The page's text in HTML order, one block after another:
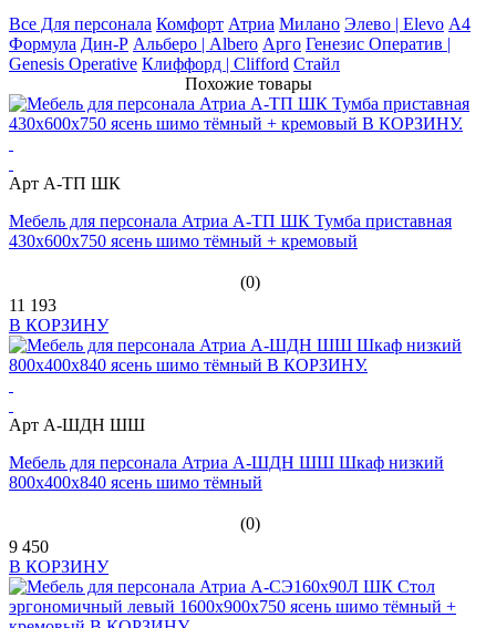
Все Для персонала Комфорт Атриа Милано Элево | Elevo А4
Формула Дин-Р Альберо | Albero Арго Генезис Оператив |
Genesis Operative Клиффорд | Clifford Стайл
Похожие товары
Арт А-ТП ШК
Мебель для персонала Атриа А-ТП ШК Тумба приставная
430х600х750 ясень шимо тёмный + кремовый
(0)
11 193
В КОРЗИНУ
Арт А-ШДН ШШ
Мебель для персонала Атриа А-ШДН ШШ Шкаф низкий
800х400х840 ясень шимо тёмный
(0)
9 450
В КОРЗИНУ